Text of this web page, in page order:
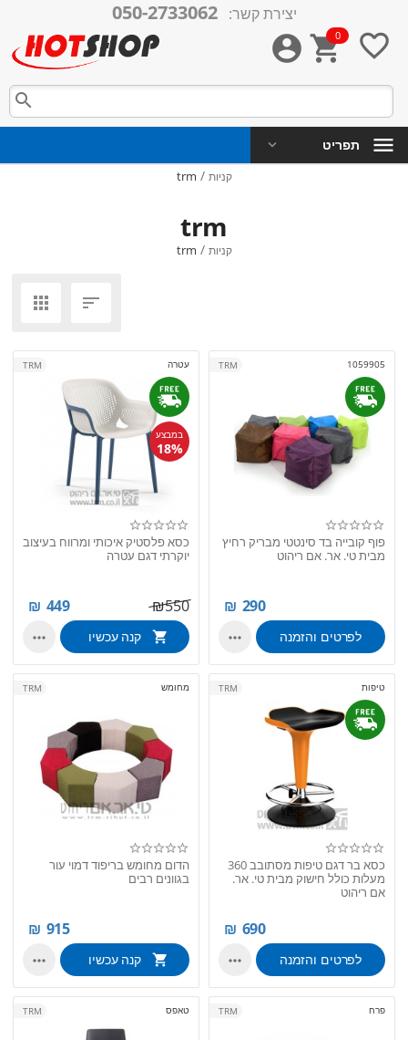
יצירת קשר: 050-2733062

0



תפריט
קניות /
trm
trm
קניות /
trm


1059905
TRM
פוף קובייה בד סינטטי מבריק רחיץ
מבית טי. אר. אם ריהוט
290
₪
לפרטים והזמנה 
עטרה
במבצע
18%
TRM
כסא פלסטיק איכותי ומרווח בעיצוב
יוקרתי דגם עטרה
550
₪
449
₪
קנה עכשיו 
טיפות TRM
כסא בר דגם טיפות מסתובב 360
מעלות כולל חישוק מבית טי. אר.
אם ריהוט
690
₪
לפרטים והזמנה 
מחומש TRM
הדום מחומש בריפוד דמוי עור
בגוונים רבים
915
₪
קנה עכשיו 
פרח TRM טאפס TRM